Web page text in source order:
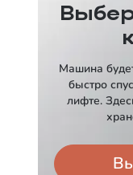
от13,89%
Ставка
Ставка
30 лет
Машина
быстро
лифте.